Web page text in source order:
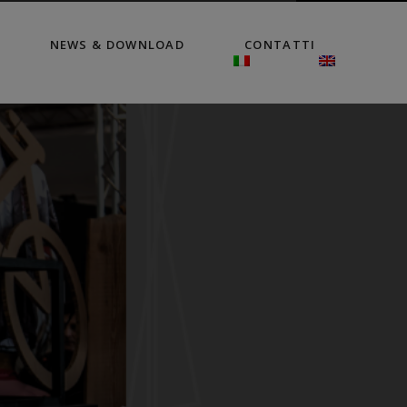
NEWS & DOWNLOAD CONTATTI